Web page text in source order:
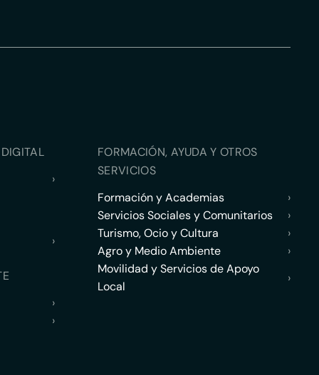
›
›
›
›
FORMACIÓN, AYUDA Y OTROS
SERVICIOS
Formación y Academias
›
Servicios Sociales y Comunitarios
›
Turismo, Ocio y Cultura
›
Agro y Medio Ambiente
›
Movilidad y Servicios de Apoyo
Local
›